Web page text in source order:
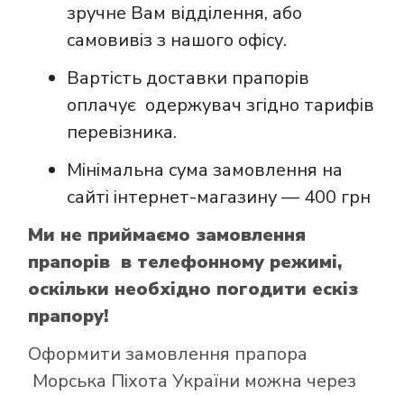
зручне Вам відділення, або
самовивіз з нашого офісу.
Вартість доставки прапорів
оплачує одержувач згідно тарифів
перевізника.
Мінімальна сума замовлення на
сайті інтернет-магазину — 400 грн
Ми не приймаємо замовлення
прапорів в телефонному режимі,
оскільки необхідно погодити ескіз
прапору!
Оформити замовлення прапора
Морська Піхота України можна через